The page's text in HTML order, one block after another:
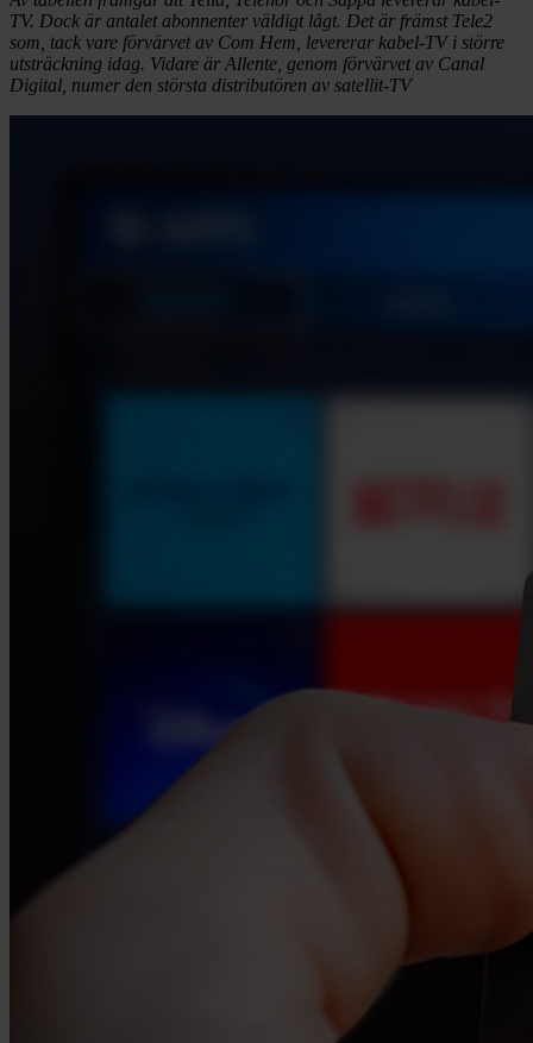
TV. Dock är antalet abonnenter väldigt lågt. Det är främst Tele2
som, tack vare förvärvet av Com Hem, levererar kabel-TV i större
utsträckning idag. Vidare är Allente, genom förvärvet av Canal
Digital, numer den största distributören av satellit-TV